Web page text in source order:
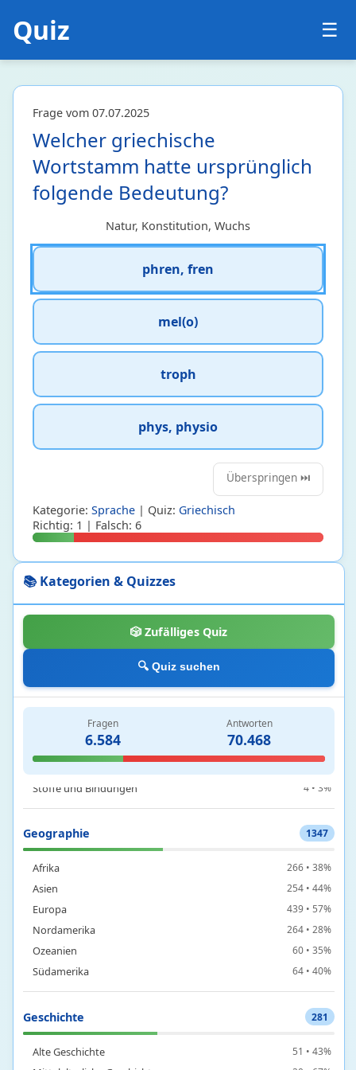
Quiz ☰
📚 Kategorien & Quizzes
🎲 Zufälliges Quiz
🔍 Quiz suchen
Fragen
6.584
Antworten
70.468
Botanik 2 • 18%
Ökologie und Evolutionsbiologie
Zellbiologie und Genetik 5 • 5%
Chemie 131
Chemische Elemente und Periodensystem
Stoffe und Bindungen 4 • 3%
Geographie 1347
Afrika 266 • 38%
Asien 254 • 44%
Europa 439 • 57%
Nordamerika 264 • 28%
Ozeanien 60 • 35%
Südamerika 64 • 40%
Geschichte 281
Alte Geschichte 51 • 43%
Frage vom 07.07.2025
Welcher griechische
Wortstamm hatte ursprünglich
folgende Bedeutung?
Natur, Konstitution, Wuchs
phren, fren
mel(o)
troph
phys, physio
Überspringen ⏭️
Kategorie: Sprache | Quiz: Griechisch
Richtig: 1 | Falsch: 6